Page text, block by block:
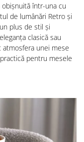
într-una cu
de lumânări Retro și
plus de stil și
clasică sau
unei mese
pentru mesele